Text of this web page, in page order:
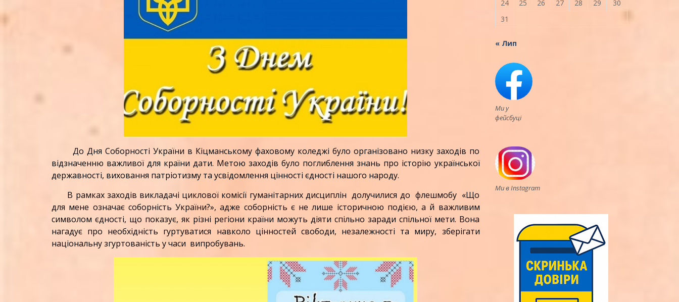
До Дня Соборності України в Кіцманському фаховому коледжі було організовано низку заходів по
відзначенню важливої для країни дати. Метою заходів було поглиблення знань про історію української
державності, виховання патріотизму та усвідомлення цінності єдності нашого народу.
В рамках заходів викладачі циклової комісії гуманітарних дисциплін долучилися до флешмобу «Що
для мене означає соборність України?», адже соборність є не лише історичною подією, а й важливим
символом єдності, що показує, як різні регіони країни можуть діяти спільно заради спільної мети. Вона
нагадує про необхідність гуртуватися навколо цінностей свободи, незалежності та миру, зберігати
національну згуртованість у часи випробувань.
24 25 26 27 28 29
30
31
« Лип
Ми у
фейсбуці
Ми в Instagram